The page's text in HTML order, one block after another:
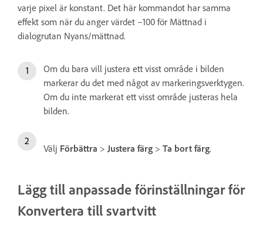
varje pixel är konstant. Det här kommandot har samma
effekt som när du anger värdet –100 för Mättnad i
dialogrutan Nyans/mättnad.
Om du bara vill justera ett visst område i bilden
markerar du det med något av markeringsverktygen.
Om du inte markerat ett visst område justeras hela
bilden.
Välj Förbättra > Justera färg > Ta bort färg.
Lägg till anpassade förinställningar för
Konvertera till svartvitt